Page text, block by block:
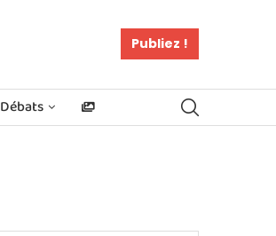
Publiez !
Débats